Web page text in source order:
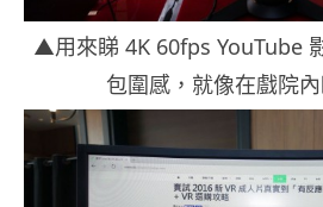
▲用來睇 4K 60fps YouTube
包圍感，就像在戲院內